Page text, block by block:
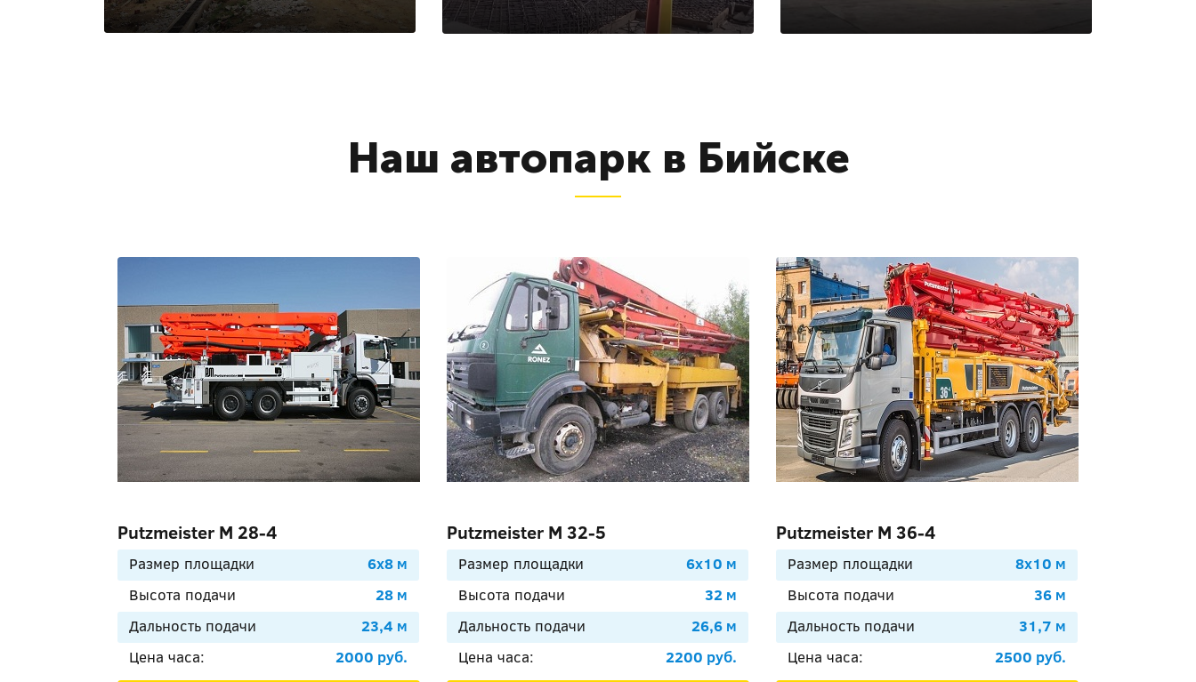
Наш автопарк в Бийске
Putzmeister М 28-4
Размер площадки
6х8 м
Высота подачи
28 м
Дальность подачи
23,4 м
Цена часа:
2000 руб.
Putzmeister М 32-5
Размер площадки
6х10 м
Высота подачи
32 м
Дальность подачи
26,6 м
Цена часа:
2200 руб.
Putzmeister М 36-4
Размер площадки
8х10 м
Высота подачи
36 м
Дальность подачи
31,7 м
Цена часа:
2500 руб.